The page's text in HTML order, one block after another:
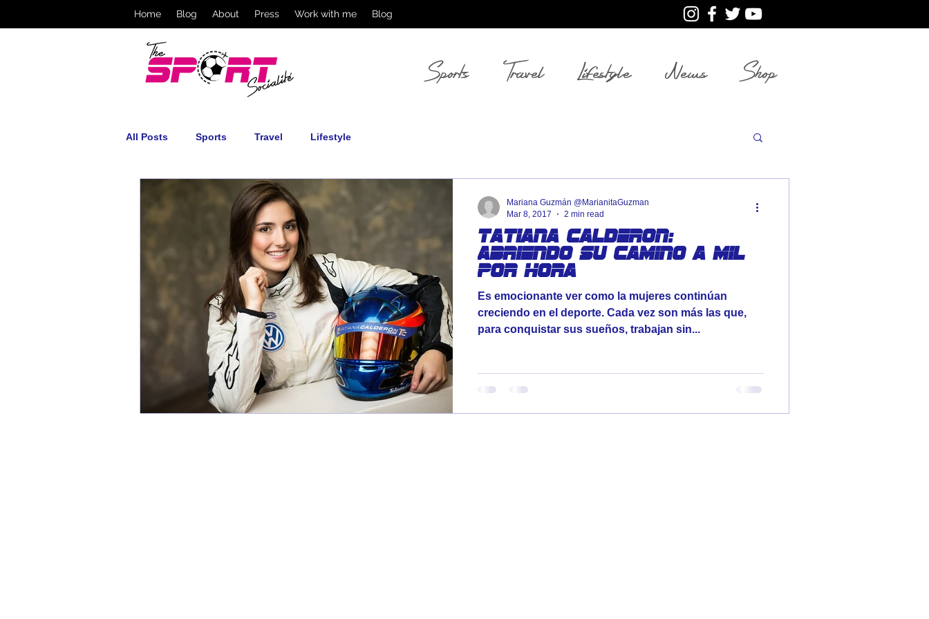
Home Blog About Press Work with me Blog
Sports Travel Lifestyle News Shop
All Posts Sports Travel Lifestyle
Tatiana Calderon:
Abriendo su camino a mil
por hora
Es emocionante ver como la mujeres continúan
creciendo en el deporte. Cada vez son más las que,
para conquistar sus sueños, trabajan sin...
Mariana Guzmán @MarianitaGuzman
Mar 8, 2017
2 min read